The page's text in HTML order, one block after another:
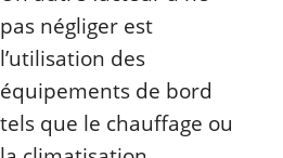
pas négliger est
l’utilisation des
équipements de bord
tels que le chauffage ou